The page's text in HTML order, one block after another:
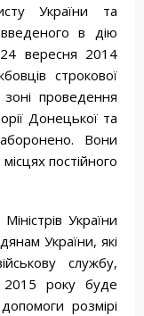
України та
введеного в дію
вересня 2014
строкової
проведення
Донецької та
Вони
постійного
України
України, які
службу,
2015 року буде
розмірі